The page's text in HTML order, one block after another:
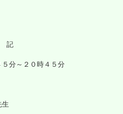
記
分～２０時４５分